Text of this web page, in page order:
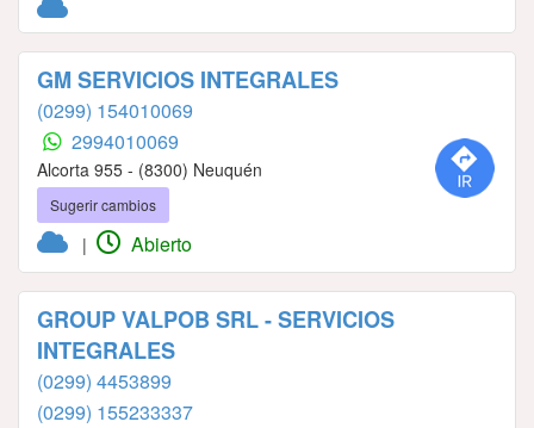
GM SERVICIOS INTEGRALES
(0299) 154010069
2994010069
Alcorta 955 - (8300) Neuquén
Sugerir cambios
| Abierto
GROUP VALPOB SRL - SERVICIOS
INTEGRALES
(0299) 4453899
(0299) 155233337